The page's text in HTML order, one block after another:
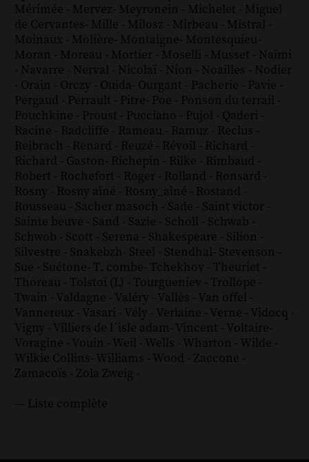
Mérimée - Mervez- Meyronein - Michelet - Miguel
de Cervantes- Mille - Milosz - Mirbeau - Mistral -
Moinaux - Molière- Montaigne- Montesquieu-
Moran - Moreau - Mortier - Moselli - Musset - Naïmi
- Navarre - Nerval - Nicolaï - Nion - Noailles - Nodier
- Orain - Orczy - Ouida- Ourgant - Pacherie - Pavie -
Pergaud - Perrault - Pitre- Poe - Ponson du terrail -
Pouchkine - Proust - Pucciano - Pujol - Qaderi -
Racine - Radcliffe - Rameau - Ramuz - Reclus -
Reibrach - Renard - Reuzé - Révoil - Richard -
Richard - Gaston- Richepin - Rilke - Rimbaud -
Robert - Rochefort - Roger - Rolland - Ronsard -
Rosny - Rosny aîné - Rosny_aîné - Rostand -
Rousseau - Sacher masoch - Sade - Saint victor -
Sainte beuve - Sand - Sazie - Scholl - Schwab -
Schwob - Scott - Serena - Shakespeare - Silion -
Silvestre - Snakebzh- Steel - Stendhal- Stevenson -
Sue - Suétone- T. combe- Tchekhov - Theuriet -
Thoreau - Tolstoï (L) - Tourgueniev - Trollope -
Twain - Valdagne - Valéry - Vallès - Van offel -
Vannereux - Vasari - Vély - Verlaine - Verne - Vidocq -
Vigny - Villiers de l´isle adam- Vincent - Voltaire-
Voragine - Vouin - Weil - Wells - Wharton - Wilde -
Wilkie Collins- Williams - Wood - Zaccone -
Zamacoïs - Zola Zweig -
--- Liste complète